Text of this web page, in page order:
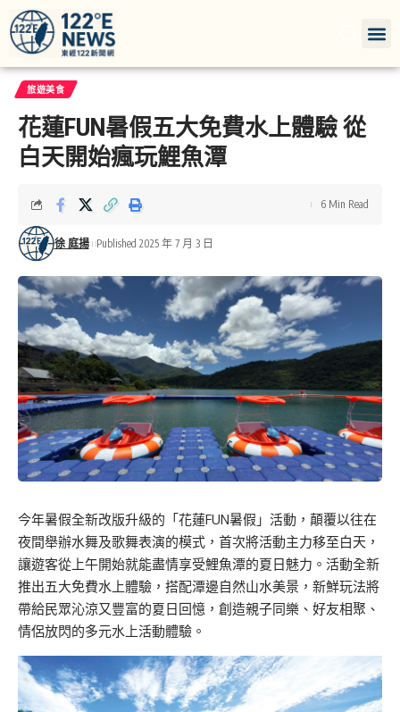
旅遊美食
花蓮FUN暑假五大免費水上體驗 從
白天開始瘋玩鯉魚潭
徐 庭揚 Published 2025 年 7 月 3 日
6 Min Read
今年暑假全新改版升級的「花蓮FUN暑假」活動，顛覆以往在
夜間舉辦水舞及歌舞表演的模式，首次將活動主力移至白天，
讓遊客從上午開始就能盡情享受鯉魚潭的夏日魅力。活動全新
推出五大免費水上體驗，搭配潭邊自然山水美景，新鮮玩法將
帶給民眾沁涼又豐富的夏日回憶，創造親子同樂、好友相聚、
情侶放閃的多元水上活動體驗。